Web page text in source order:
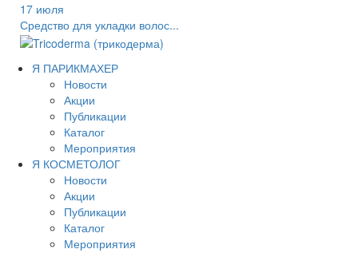
17 июля
Средство для укладки волос...
Я ПАРИКМАХЕР
Новости
Акции
Публикации
Каталог
Мероприятия
Я КОСМЕТОЛОГ
Новости
Акции
Публикации
Каталог
Мероприятия